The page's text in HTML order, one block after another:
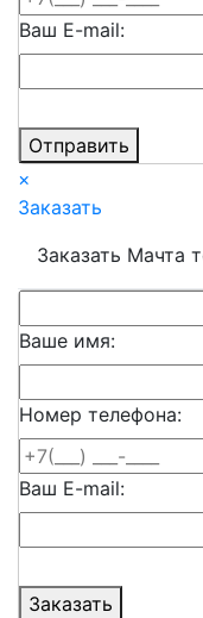
Ваш E-mail:
Отправить
×
Заказать
Заказать Мачта
Ваше имя:
Номер телефона:
Ваш E-mail:
Заказать